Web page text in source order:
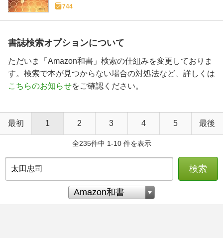
744
書誌検索オプションについて
ただいま「Amazon和書」検索の仕組みを変更しておりま
す。検索で本が見つからない場合の対処法など、詳しくは
こちらのお知らせをご確認ください。
最初 1 2 3 4 5 最後
全235件中 1-10 件を表示
検索